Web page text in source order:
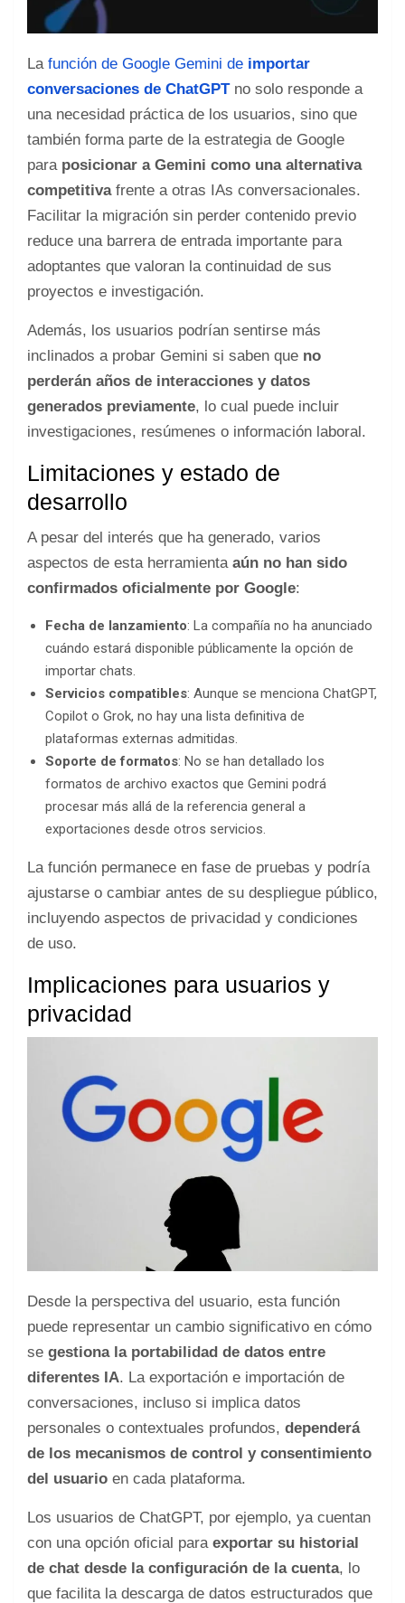
La función de Google Gemini de importar
conversaciones de ChatGPTno solo responde a
una necesidad práctica de los usuarios, sino que
también forma parte de la estrategia de Google
para posicionar a Gemini como una alternativa
competitivafrente a otras IAs conversacionales.
Facilitar la migración sin perder contenido previo
reduce una barrera de entrada importante para
adoptantes que valoran la continuidad de sus
proyectos e investigación.
Además, los usuarios podrían sentirse más
inclinados a probar Gemini si saben que no
perderán años de interacciones y datos
generados previamente, lo cual puede incluir
investigaciones, resúmenes o información laboral.
Limitaciones y estado de
desarrollo
A pesar del interés que ha generado, varios
aspectos de esta herramienta aún no han sido
confirmados oficialmente por Google:
Fecha de lanzamiento: La compañía no ha anunciado
cuándo estará disponible públicamente la opción de
importar chats.
Servicios compatibles: Aunque se menciona ChatGPT,
Copilot o Grok, no hay una lista definitiva de
plataformas externas admitidas.
Soporte de formatos: No se han detallado los
formatos de archivo exactos que Gemini podrá
procesar más allá de la referencia general a
exportaciones desde otros servicios.
La función permanece en fase de pruebas y podría
ajustarse o cambiar antes de su despliegue público,
incluyendo aspectos de privacidad y condiciones
de uso.
Implicaciones para usuarios y
privacidad
Desde la perspectiva del usuario, esta función
puede representar un cambio significativo en cómo
se gestiona la portabilidad de datos entre
diferentes IA. La exportación e importación de
conversaciones, incluso si implica datos
personales o contextuales profundos, dependerá
de los mecanismos de control y consentimiento
del usuario en cada plataforma.
Los usuarios de ChatGPT, por ejemplo, ya cuentan
con una opción oficial para exportar su historial
de chat desde la configuración de la cuenta, lo
que facilita la descarga de datos estructurados que